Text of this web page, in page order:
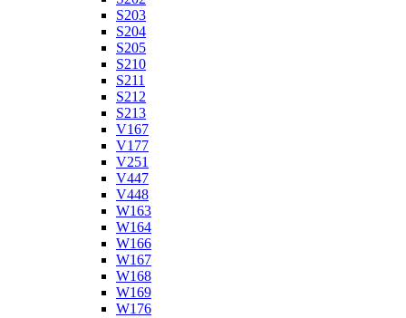
S203
S204
S205
S210
S211
S212
S213
V167
V177
V251
V447
V448
W163
W164
W166
W167
W168
W169
W176